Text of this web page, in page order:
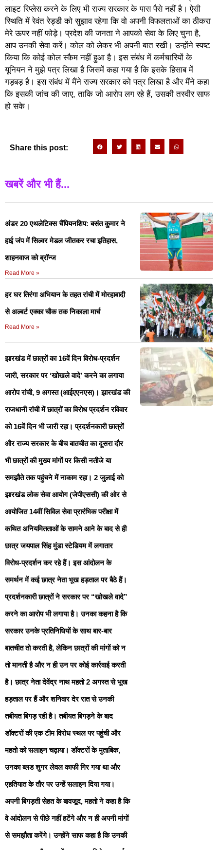
लाइट रिप्लेस करने के लिए भी राज्य सरकार के पास पैसे नहीं है। ऐसी
स्थिति में रेवंत रेड्डी को सुझाव रहेगा कि वो अपनी विफलताओं का ठीकरा
मेरे ऊपर नहीं फोड़े। प्रदेश की जनता ने आपको सेवा के लिए चुना है,
आप उनकी सेवा करें। कोल को लेकर भी अपनी बात रखी। उन्होंने स्पष्ट
किया कि कोई कोल स्कैम नहीं हुआ है। इस संबंध में कर्मचारियों के
यूनियन ने मुझे पत्र लिखा है जिसमें कहा गया है कि इसके हिसाब में
गड़बड़ है। इस संबंध में मैंने राज्य सरकार को पत्र लिखा है और मैंने कहा
कि इसकी जांच की जाए, ताकि जो आरोप लग रहे हैं, उसकी तस्वीर साफ
हो सके।
Share this post:
खबरें और भी हैं...
अंडर 20 एथलेटिक्स चैंपियनशिप: बसंत कुमार ने
हाई जंप में सिल्वर मेडल जीतकर रचा इतिहास,
शाहनवाज को ब्रॉन्ज
Read More »
हर घर तिरंगा अभियान के तहत रांची में मोरहाबादी
से अल्बर्ट एक्का चौक तक निकाला मार्च
Read More »
झारखंड में छात्रों का 16वें दिन विरोध-प्रदर्शन
जारी, सरकार पर ‘खोखले वादे’ करने का लगाया
आरोप रांची, 9 अगस्त (आईएएनएस)। झारखंड की
राजधानी रांची में छात्रों का विरोध प्रदर्शन रविवार
को 16वें दिन भी जारी रहा। प्रदर्शनकारी छात्रों
और राज्य सरकार के बीच बातचीत का दूसरा दौर
भी छात्रों की मुख्य मांगों पर किसी नतीजे या
समझौते तक पहुंचने में नाकाम रहा। 2 जुलाई को
झारखंड लोक सेवा आयोग (जेपीएससी) की ओर से
आयोजित 14वीं सिविल सेवा प्रारंभिक परीक्षा में
कथित अनियमितताओं के सामने आने के बाद से ही
छात्र जयपाल सिंह मुंडा स्टेडियम में लगातार
विरोध-प्रदर्शन कर रहे हैं। इस आंदोलन के
समर्थन में कई छात्र नेता भूख हड़ताल पर बैठे हैं।
प्रदर्शनकारी छात्रों ने सरकार पर “खोखले वादे”
करने का आरोप भी लगाया है। उनका कहना है कि
सरकार उनके प्रतिनिधियों के साथ बार-बार
बातचीत तो करती है, लेकिन छात्रों की मांगों को न
तो मानती है और न ही उन पर कोई कार्रवाई करती
है। छात्र नेता देवेंद्र नाथ महतो 2 अगस्त से भूख
हड़ताल पर हैं और शनिवार देर रात से उनकी
तबीयत बिगड़ रही है। तबीयत बिगड़ने के बाद
डॉक्टरों की एक टीम विरोध स्थल पर पहुंची और
महतो को सलाइन चढ़ाया। डॉक्टरों के मुताबिक,
उनका ब्लड शुगर लेवल काफी गिर गया था और
एहतियात के तौर पर उन्हें सलाइन दिया गया।
अपनी बिगड़ती सेहत के बावजूद, महतो ने कहा है कि
वे आंदोलन से पीछे नहीं हटेंगे और न ही अपनी मांगों
से समझौता करेंगे। उन्होंने साफ कहा है कि उनकी